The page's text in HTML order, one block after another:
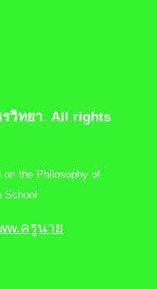
รวิทยา. All rights
on the Philosophy of
School
ครูนาย